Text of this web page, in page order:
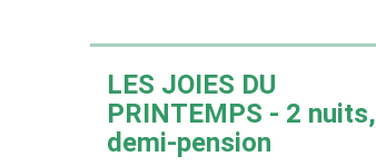
LES JOIES DU
PRINTEMPS - 2 nuits,
demi-pension